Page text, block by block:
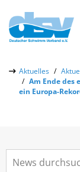
Aktuelles
Am Ende des
ein Europa-
Über uns
Aktuelles
Leistungs- &
Vereinsfinder